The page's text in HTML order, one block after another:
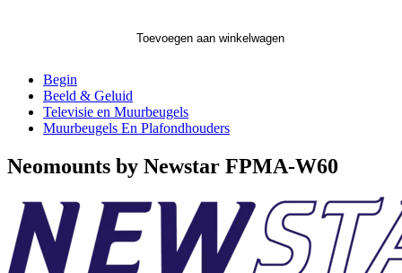
Toevoegen aan winkelwagen
Begin
Beeld & Geluid
Televisie en Muurbeugels
Muurbeugels En Plafondhouders
Neomounts by Newstar FPMA-W60